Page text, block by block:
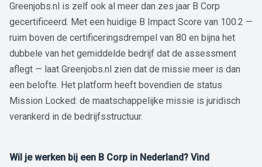
Greenjobs.nl is zelf ook al meer dan zes jaar B Corp
gecertificeerd. Met een huidige B Impact Score van 100.2 —
ruim boven de certificeringsdrempel van 80 en bijna het
dubbele van het gemiddelde bedrijf dat de assessment
aflegt — laat Greenjobs.nl zien dat de missie meer is dan
een belofte. Het platform heeft bovendien de status
Mission Locked: de maatschappelijke missie is juridisch
verankerd in de bedrijfsstructuur.
Wil je werken bij een B Corp in Nederland? Vind